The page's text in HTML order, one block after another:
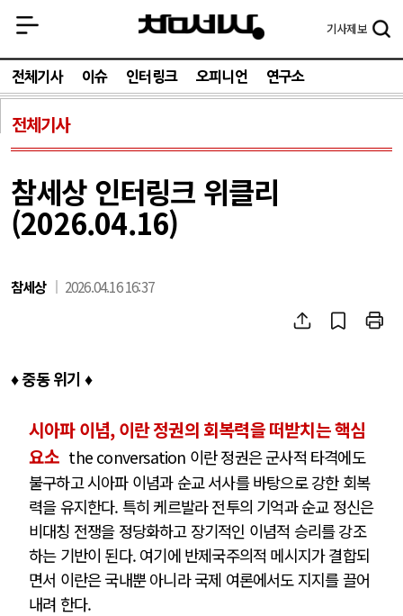
기사제보
전체기사 이슈 인터링크 오피니언 연구소
전체기사
참세상 인터링크 위클리
(2026.04.16)
참세상 2026.04.16 16:37
♦중동 위기 ♦
시아파 이념, 이란 정권의 회복력을 떠받치는 핵심
요소 the conversation 이란 정권은 군사적 타격에도
불구하고 시아파 이념과 순교 서사를 바탕으로 강한 회복
력을 유지한다. 특히 케르발라 전투의 기억과 순교 정신은
비대칭 전쟁을 정당화하고 장기적인 이념적 승리를 강조
하는 기반이 된다. 여기에 반제국주의적 메시지가 결합되
면서 이란은 국내뿐 아니라 국제 여론에서도 지지를 끌어
내려 한다.